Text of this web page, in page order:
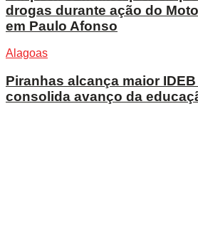
drogas durante ação do
em Paulo Afonso
Alagoas
Piranhas alcança maior
consolida avanço da